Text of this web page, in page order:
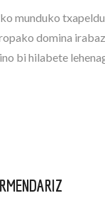
munduko
domina
bi hilabete